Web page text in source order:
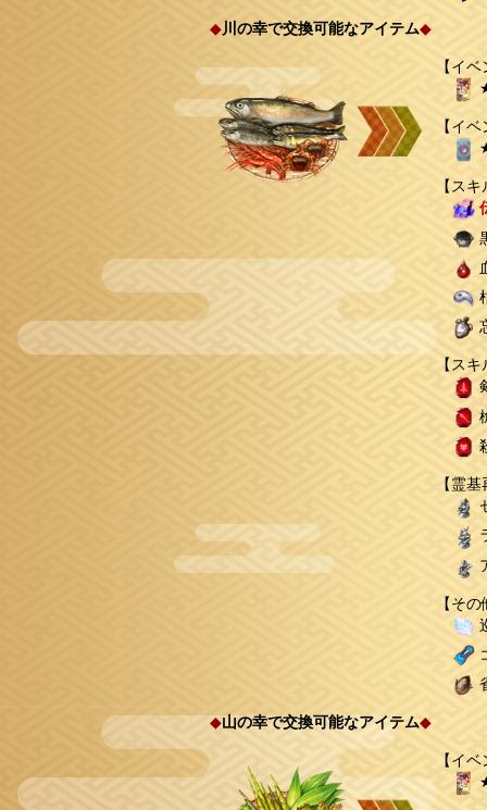
◆川の幸で交換可能なアイテム◆
【イ
【イ
【ス
【ス
【霊
【そ
◆山の幸で交換可能なアイテム◆
【イ